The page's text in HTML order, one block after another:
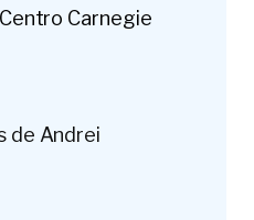
Carnegie
de Andrei